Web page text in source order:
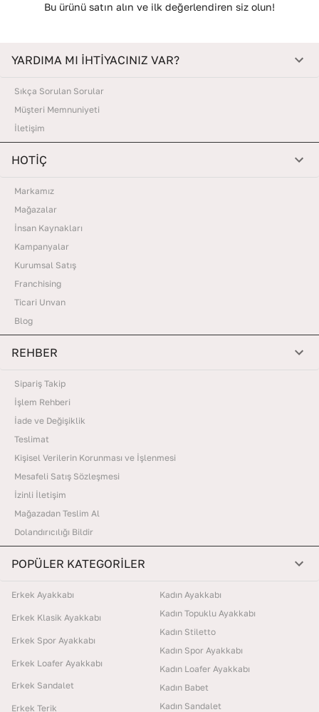
Bu ürünü satın alın ve ilk değerlendiren siz olun!
YARDIMA MI İHTİYACINIZ VAR?
Sıkça Sorulan Sorular
Müşteri Memnuniyeti
İletişim
HOTİÇ
Markamız
Mağazalar
İnsan Kaynakları
Kampanyalar
Kurumsal Satış
Franchising
Ticari Unvan
Blog
REHBER
Sipariş Takip
İşlem Rehberi
İade ve Değişiklik
Teslimat
Kişisel Verilerin Korunması ve İşlenmesi
Mesafeli Satış Sözleşmesi
İzinli İletişim
Mağazadan Teslim Al
Dolandırıcılığı Bildir
POPÜLER KATEGORİLER
Erkek Ayakkabı
Erkek Klasik Ayakkabı
Erkek Spor Ayakkabı
Erkek Loafer Ayakkabı
Erkek Sandalet
Erkek Terik
Kadın Ayakkabı
Kadın Topuklu Ayakkabı
Kadın Stiletto
Kadın Spor Ayakkabı
Kadın Loafer Ayakkabı
Kadın Babet
Kadın Sandalet